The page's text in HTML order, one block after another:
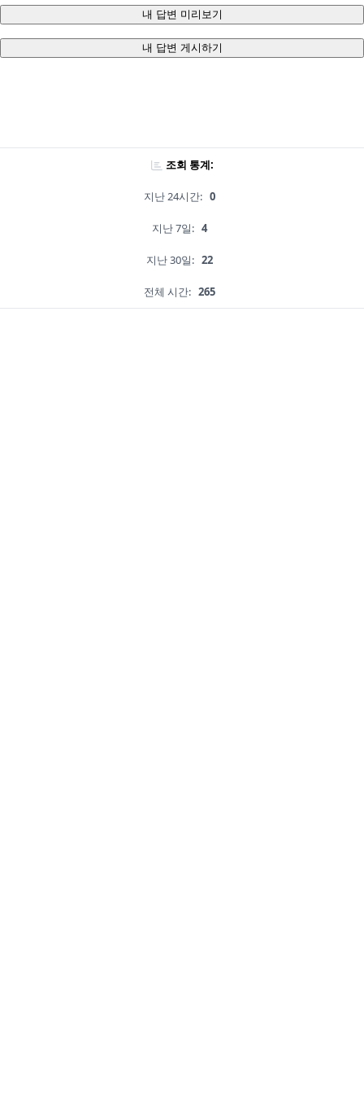
내 답변 미리보기
내 답변 게시하기
조회 통계:
지난 24시간: 0
지난 7일: 4
지난 30일: 22
전체 시간: 265